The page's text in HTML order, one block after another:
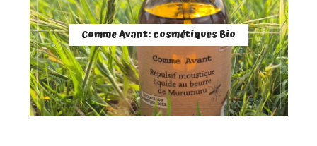
Comme Avant: cosmétiques Bio